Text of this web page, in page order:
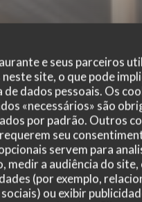
e seus parceiros
site, o que pode
de dados pessoais. Os
«necessários» são
por padrão. Outros
seu
servem para
medir a audiência do
(por exemplo,
ou exibir
5 /5 quality_price: 5/5